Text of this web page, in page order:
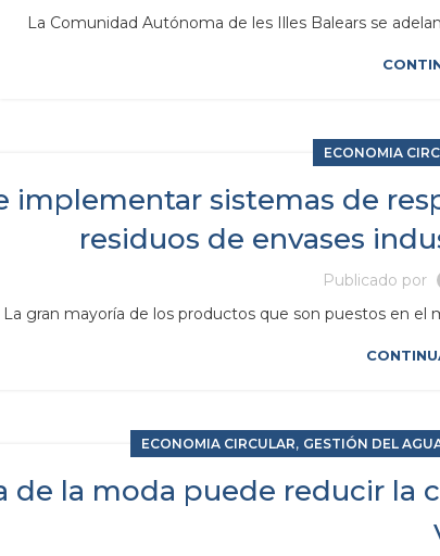
La Comunidad Autónoma de les Illes Balears se
ECONOMIA
implementar sistemas de
residuos de envases
Publicado por
La gran mayoría de los productos que son puestos en el
ECONOMIA CIRCULAR, GESTIÓN DEL
de la moda puede reducir la